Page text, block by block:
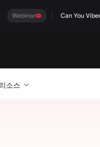
Webinar Can You
리소스